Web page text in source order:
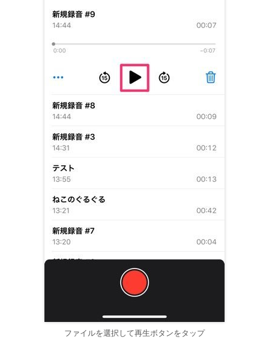
ファイルを選択して再生ボタンをタップ